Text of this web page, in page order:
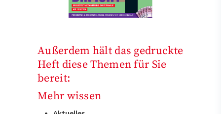
Außerdem hält das gedruckte
Heft diese Themen für Sie
bereit:
Mehr wissen